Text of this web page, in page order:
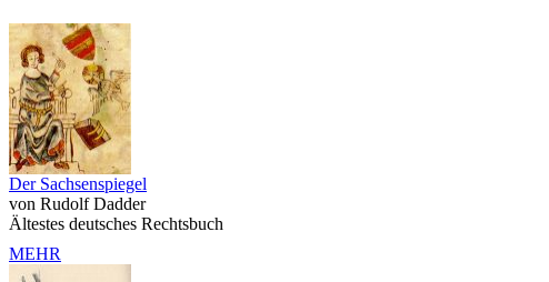
Der Sachsenspiegel
von Rudolf Dadder
Ältestes deutsches Rechtsbuch
MEHR